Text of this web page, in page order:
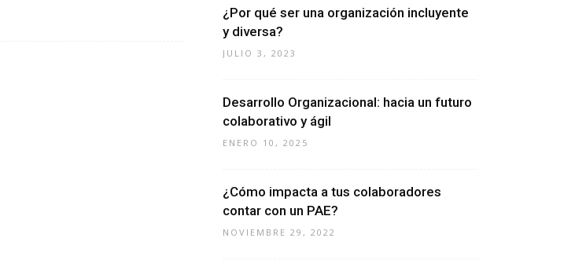
¿Por qué ser una organización incluyente
y diversa?
JULIO 3, 2023
Desarrollo Organizacional: hacia un futuro
colaborativo y ágil
ENERO 10, 2025
¿Cómo impacta a tus colaboradores
contar con un PAE?
NOVIEMBRE 29, 2022